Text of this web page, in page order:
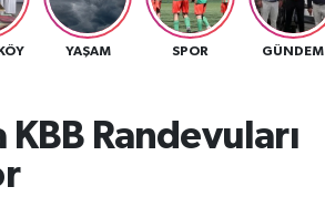
YAŞAM SPOR GÜNDEM
KBB Randevuları
Haritası